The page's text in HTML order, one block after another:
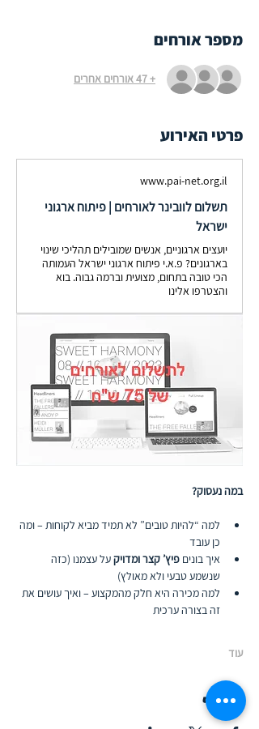
מספר אורחים
+ 47 אורחים אחרים
פרטי האירוע
www.pai-net.org.il
תשלום לוובינר לאורחים | פיתוח ארגוני
ישראל
יועצים ארגוניים, אנשים שמובילים תהליכי שינוי
בארגונים? פ.א.י פיתוח ארגוני ישראל העמותה
הכי טובה בתחום, מצועית וברמה גבוה. בוא
והצטרפו אלינו
במה נעסוק?
למה “להיות טובים” לא תמיד מביא לקוחות – ומה
כן עובד
איך בונים פיץ’ קצר ומדויק על עצמנו (כזה
שנשמע טבעי ולא מאולץ)
למה מכירה היא חלק מהמקצוע – ואיך עושים את
זה בצורה ערכית
עוד
שיתוף